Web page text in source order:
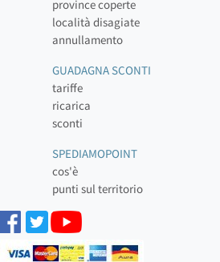
province coperte
località disagiate
annullamento
GUADAGNA SCONTI
tariffe
ricarica
sconti
SPEDIAMOPOINT
cos'è
punti sul territorio